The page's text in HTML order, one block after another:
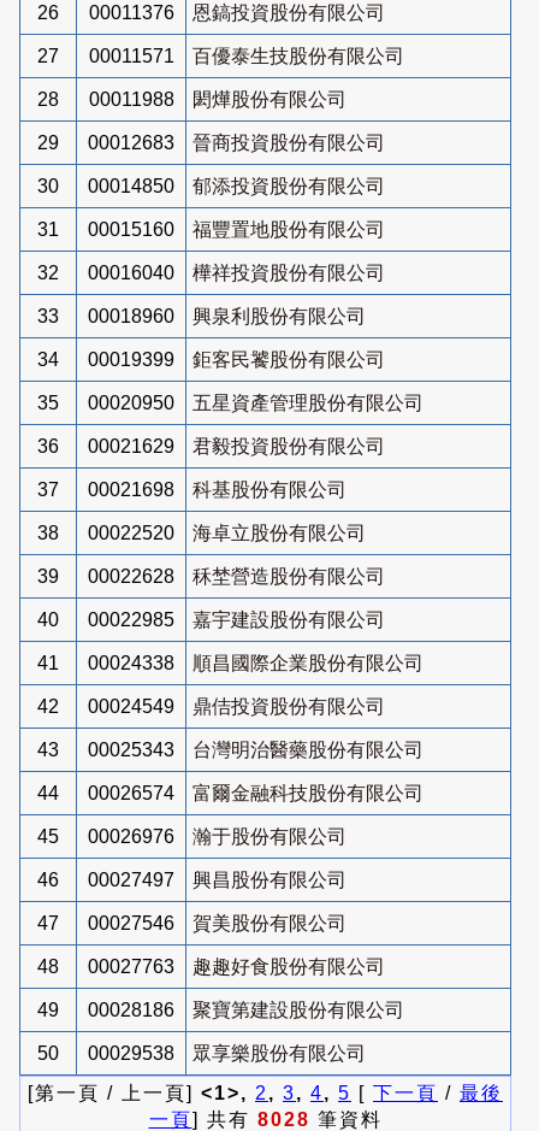
26 00011376 恩鎬投資股份有限公司
27 00011571 百優泰生技股份有限公司
28 00011988 閎燁股份有限公司
29 00012683 晉商投資股份有限公司
30 00014850 郁添投資股份有限公司
31 00015160 福豐置地股份有限公司
32 00016040 樺祥投資股份有限公司
33 00018960 興泉利股份有限公司
34 00019399 鉅客民饕股份有限公司
35 00020950 五星資產管理股份有限公司
36 00021629 君毅投資股份有限公司
37 00021698 科基股份有限公司
38 00022520 海卓立股份有限公司
39 00022628 秝埜營造股份有限公司
40 00022985 嘉宇建設股份有限公司
41 00024338 順昌國際企業股份有限公司
42 00024549 鼎佶投資股份有限公司
43 00025343 台灣明治醫藥股份有限公司
44 00026574 富爾金融科技股份有限公司
45 00026976 瀚于股份有限公司
46 00027497 興昌股份有限公司
47 00027546 賀美股份有限公司
48 00027763 趣趣好食股份有限公司
49 00028186 聚寶第建設股份有限公司
50 00029538
眾享樂股份有限公司
[第一頁 / 上一頁] <1>, 2 , 3, 4, 5 [ 下一頁 / 最後
一頁] 共有 8028 筆資料